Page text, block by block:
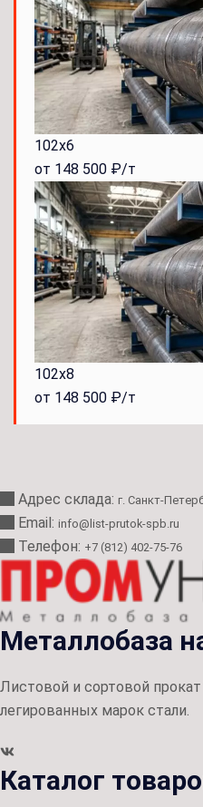
102x6
от 148 500 ₽/т
102x8
от 148 500 ₽/т
Адрес склада: г. Санкт-
Email: info@list-prutok-spb.ru
Телефон: +7 (812) 402-75-76
Металлобаза
Листовой и сортовой
легированных марок стали.
Каталог